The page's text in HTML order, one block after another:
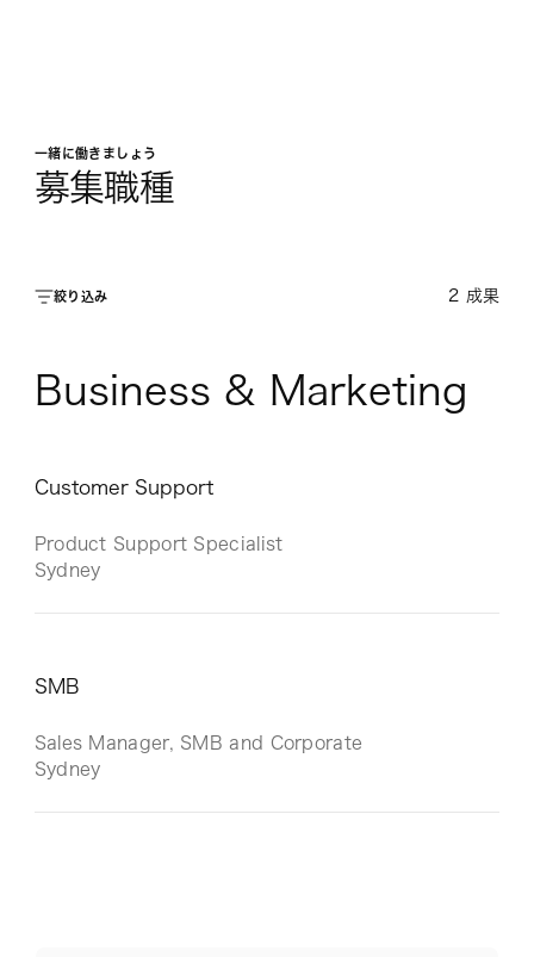
一緒に働きましょう
募集職種
絞り込み 2 成果
Business & Marketing
Customer Support
Product Support Specialist
Sydney
SMB
Sales Manager, SMB and Corporate
Sydney